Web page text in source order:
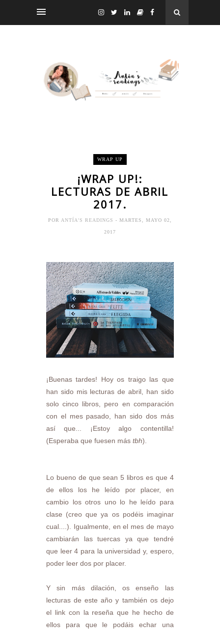
WRAP UP
¡WRAP UP!:
LECTURAS DE ABRIL
2017.
POR ANTÍA'S READINGS - MARTES, MAYO 02,
2017
¡Buenas tardes! Hoy os traigo las que
han sido mis lecturas de abril, han sido
solo cinco libros, pero en comparación
con el mes pasado, han sido dos más
así que... ¡Estoy algo contentilla!
(Esperaba que fuesen más tbh).
Lo bueno de que sean 5 libros es que 4
de ellos los he leído por placer, en
cambio los otros uno lo he leído para
clase (creo que ya os podéis imaginar
cual....). Igualmente, en el mes de mayo
cambiarán las tuercas ya que tendré
que leer 4 para la universidad y, espero,
poder leer dos por placer.
Y sin más dilación, os enseño las
lecturas de este año y también os dejo
el link con la reseña que he hecho de
ellos para que le podáis echar una